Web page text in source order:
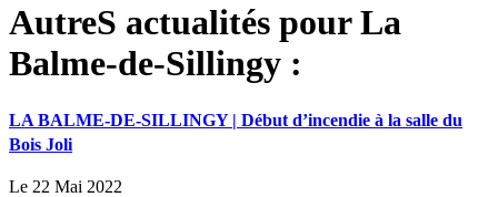
AutreS actualités pour La
Balme-de-Sillingy :
LA BALME-DE-SILLINGY | Début d’incendie à la salle du
Bois Joli
Le 22 Mai 2022